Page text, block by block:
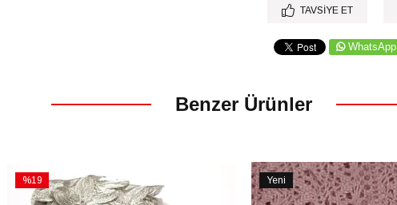
TAVSIYE ET
WhatsApp
Benzer Ürünler
%19
İndirim
Yeni
Ürün